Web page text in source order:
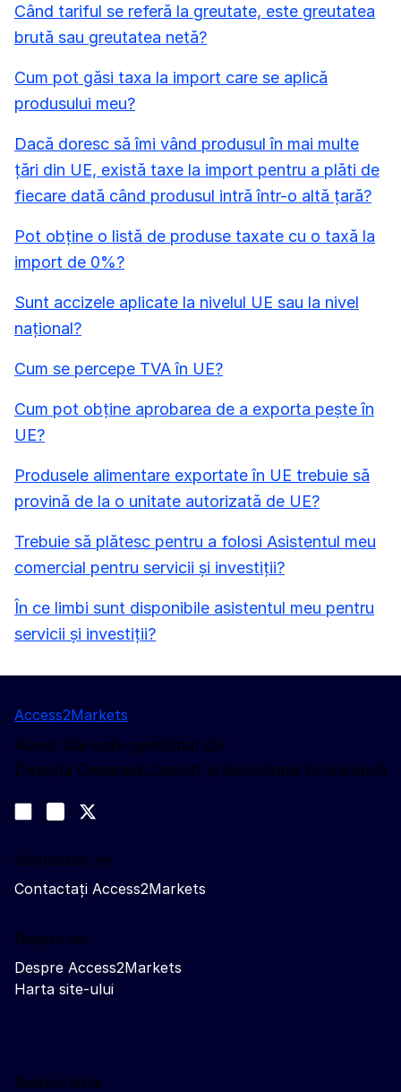
Când tariful se referă la greutate, este greutatea
brută sau greutatea netă?
Cum pot găsi taxa la import care se aplică
produsului meu?
Dacă doresc să îmi vând produsul în mai multe
țări din UE, există taxe la import pentru a plăti de
fiecare dată când produsul intră într-o altă țară?
Pot obține o listă de produse taxate cu o taxă la
import de 0%?
Sunt accizele aplicate la nivelul UE sau la nivel
național?
Cum se percepe TVA în UE?
Cum pot obține aprobarea de a exporta pește în
UE?
Produsele alimentare exportate în UE trebuie să
provină de la o unitate autorizată de UE?
Trebuie să plătesc pentru a folosi Asistentul meu
comercial pentru servicii și investiții?
În ce limbi sunt disponibile asistentul meu pentru
servicii și investiții?
Access2Markets
Acest site este gestionat de:
Direcția Generală Comerț și Securitate Economică
Join us on LinkedIn
Trade-Off podcast
Contactați-ne
Contactați Access2Markets
Despre noi
Despre Access2Markets
Harta site-ului
Related sites